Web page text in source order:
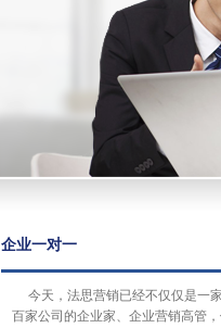
企业一对一
今天，法思营销已经不仅仅是一
百家公司的企业家、企业营销高管